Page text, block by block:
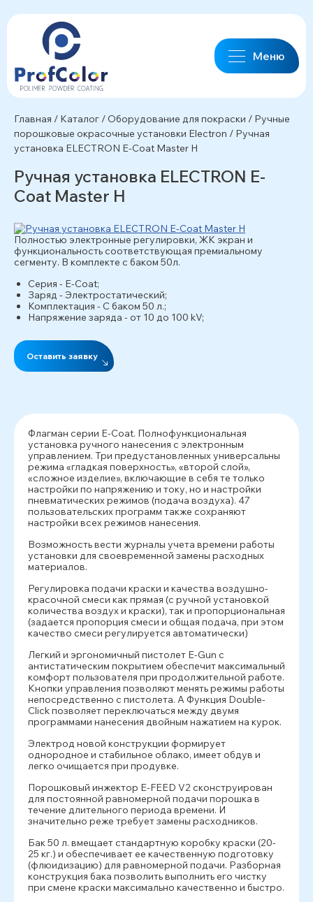
Меню
Главная / Каталог / Оборудование для покраски / Ручные
порошковые окрасочные установки Electron / Ручная
установка ELECTRON E-Coat Master H
Ручная установка ELECTRON E-
Coat Master H
Полностью электронные регулировки, ЖК экран и
функциональность соответствующая премиальному
сегменту. В комплекте с баком 50л.
Серия - E-Coat;
Заряд - Электростатический;
Комплектация - С баком 50 л.;
Напряжение заряда - от 10 до 100 kV;
Оставить заявку
Флагман серии E-Coat. Полнофункциональная
установка ручного нанесения с электронным
управлением. Три предустановленных универсальны
режима «гладкая поверхность», «второй слой»,
«сложное изделие», включающие в себя те только
настройки по напряжению и току, но и настройки
пневматических режимов (подача воздуха). 47
пользовательских программ также сохраняют
настройки всех режимов нанесения.
Возможность вести журналы учета времени работы
установки для своевременной замены расходных
материалов.
Регулировка подачи краски и качества воздушно-
красочной смеси как прямая (с ручной установкой
количества воздух и краски), так и пропорциональная
(задается пропорция смеси и общая подача, при этом
качество смеси регулируется автоматически)
Легкий и эргономичный пистолет E-Gun с
антистатическим покрытием обеспечит максимальный
комфорт пользователя при продолжительной работе.
Кнопки управления позволяют менять режимы работы
непосредственно с пистолета. А Функция Double-
Click позволяет переключаться между двумя
программами нанесения двойным нажатием на курок.
Электрод новой конструкции формирует
однородное и стабильное облако, имеет обдув и
легко очищается при продувке.
Порошковый инжектор E-FEED V2 сконструирован
для постоянной равномерной подачи порошка в
течение длительного периода времени. И
значительно реже требует замены расходников.
Бак 50 л. вмещает стандартную коробку краски (20-
25 кг.) и обеспечивает ее качественную подготовку
(флюидизацию) для равномерной подачи. Разборная
конструкция бака позволить выполнить его чистку
при смене краски максимально качественно и быстро.